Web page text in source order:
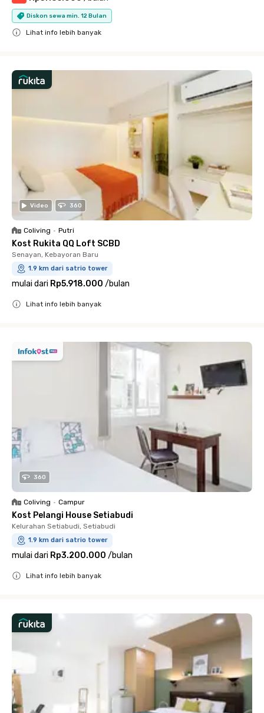
Diskon sewa min. 12 Bulan
Lihat info lebih banyak
Video 360
Coliving • Putri
Kost Rukita QQ Loft SCBD
Senayan, Kebayoran Baru
1.9 km dari satrio tower
mulai dari Rp5.918.000 /bulan
Lihat info lebih banyak
360
Coliving • Campur
Kost Pelangi House Setiabudi
Kelurahan Setiabudi, Setiabudi
1.9 km dari satrio tower
mulai dari Rp3.200.000 /bulan
Lihat info lebih banyak